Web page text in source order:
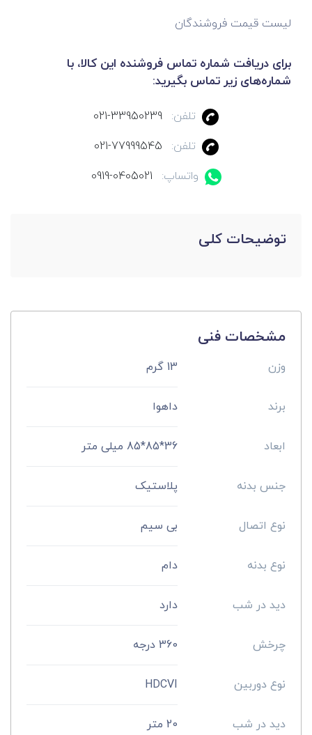
لیست قیمت فروشندگان
برای دریافت شماره تماس فروشنده این کالا، با
شماره‌های زیر تماس بگیرید:
تلفن:
021-33950239
تلفن:
021-77999545
واتساپ:
0919-0405021
توضیحات کلی
مشخصات فنی
وزن 13 گرم
برند داهوا
ابعاد 36*85*85 میلی متر
جنس بدنه پلاستیک
نوع اتصال بی سیم
نوع بدنه دام
دید در شب دارد
چرخش 360 درجه
نوع دوربین HDCVI
دید در شب 20 متر